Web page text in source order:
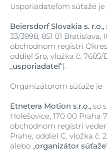
Usporiadateľom súťaže je
Beiersdorf Slovakia s. r.o.,
33/3998, 851 01 Bratislava,
obchodnom registri
oddiel Sro, vložka č.
„usporiadateľ“).
Organizátorom súťaže je
Etnetera Motion s.r.o., so
Holešovice, 170 00 Praha
obchodnom registri
Prahe, oddiel C, vložka č.
alebo „organizátor súťaže